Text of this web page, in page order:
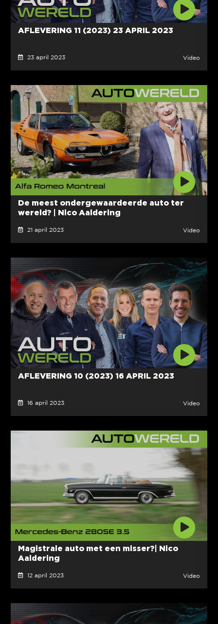
AFLEVERING 11 (2023) 23 APRIL 2023
23 april 2023 Video
De meest ondergewaardeerde auto ter
wereld? | Nico Aaldering
21 april 2023 Video
AFLEVERING 10 (2023) 16 APRIL 2023
16 april 2023 Video
Magistrale auto met een misser?| Nico
Aaldering
12 april 2023 Video